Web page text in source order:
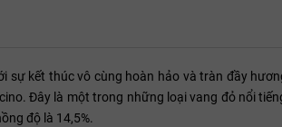
sự kết thúc vô cùng hoàn hảo và tràn đầy
Đây là một trong những loại vang đỏ nổi
độ là 14,5%.